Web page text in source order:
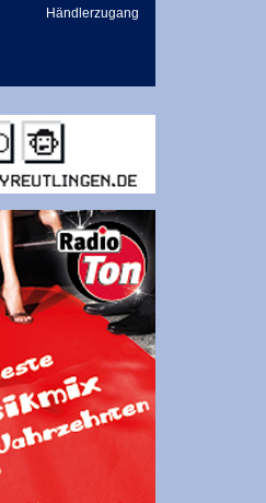
Händlerzugang